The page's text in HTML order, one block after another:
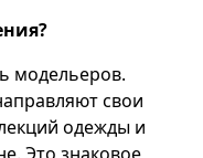
модельеров.
свои
одежды и